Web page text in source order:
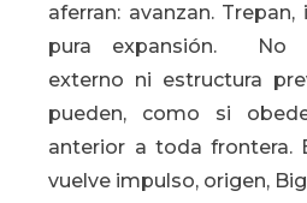
aferran: avanzan.
pura expansión. No
externo ni estructura
pueden, como si
anterior a toda frontera.
vuelve impulso, origen,